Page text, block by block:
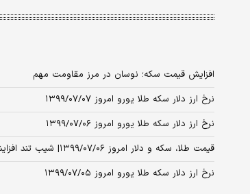
افزایش قیمت سکه؛ نوسان در مرز مقاومت مهم
نرخ ارز دلار سکه طلا یورو امروز ۱۳۹۹/۰۷/۰۷
نرخ ارز دلار سکه طلا یورو امروز ۱۳۹۹/۰۷/۰۶
قیمت طلا، سکه و دلار امروز ۱۳۹۹/۰۷/۰۶| شیب تند افزایش قیمت‌ها
نرخ ارز دلار سکه طلا یورو امروز ۱۳۹۹/۰۷/۰۵